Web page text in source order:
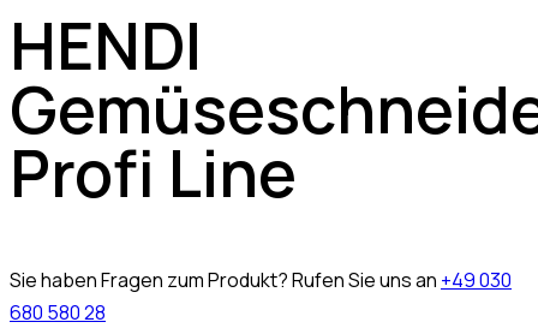
HENDI
Profi Line
Sie haben Fragen zum Produkt? Rufen Sie uns an +49 030
680 580 28